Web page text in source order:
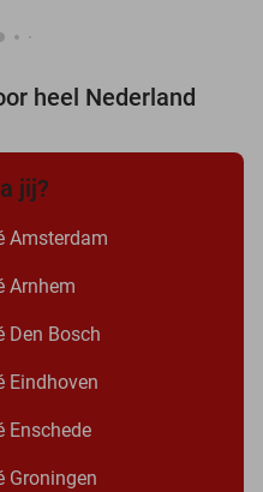
heel Nederland
jij?
Amsterdam
Arnhem
Den Bosch
Eindhoven
Enschede
Groningen